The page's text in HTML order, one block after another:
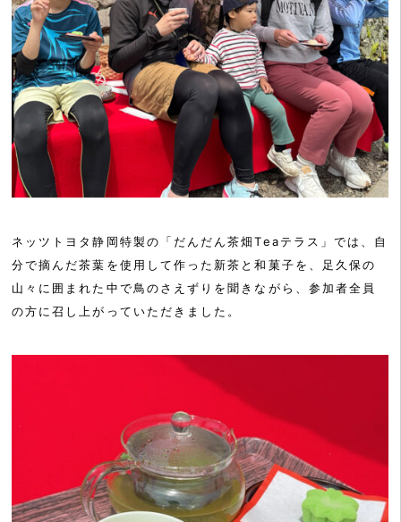
ネッツトヨタ静岡特製の「だんだん茶畑Teaテラス」では、自
分で摘んだ茶葉を使用して作った新茶と和菓子を、足久保の
山々に囲まれた中で鳥のさえずりを聞きながら、参加者全員
の方に召し上がっていただきました。